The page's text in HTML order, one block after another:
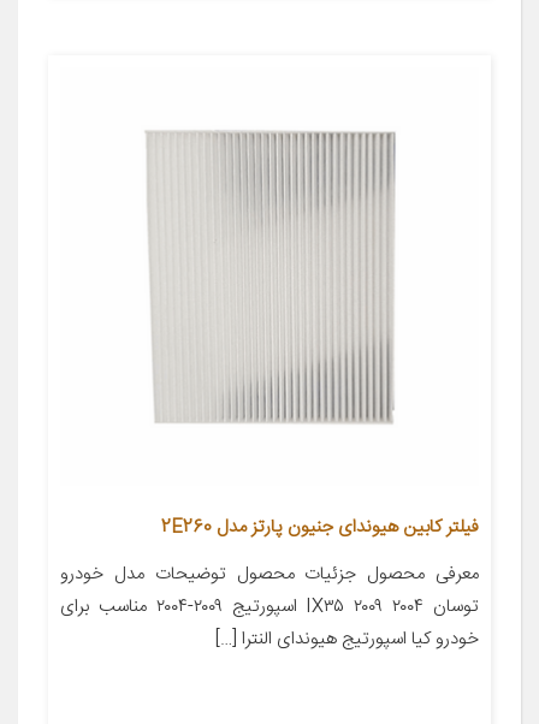
فیلتر کابین هیوندای جنیون پارتز مدل 2E260
معرفی محصول جزئیات محصول توضیحات مدل خودرو
توسان ۲۰۰۴ IX۳۵ ۲۰۰۹ اسپورتیج ۲۰۰۹-۲۰۰۴ مناسب برای
خودرو کیا اسپورتیج هیوندای النترا […]